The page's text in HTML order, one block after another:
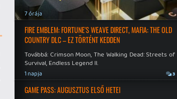
7 órája
FIRE EMBLEM: FORTUNE'S WEAVE DIRECT, MAFIA: THE OLD
COUNTRY DLC – EZ TÖRTÉNT KEDDEN
Továbbá: Crimson Moon, The Walking Dead: Streets of
Survival, Endless Legend II.
1 napja 3
GAME PASS: AUGUSZTUS ELSŐ HETEI